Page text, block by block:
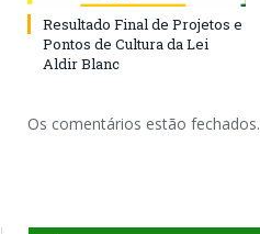
Resultado Final de Projetos e
Pontos de Cultura da Lei
Aldir Blanc
Os comentários estão fechados.